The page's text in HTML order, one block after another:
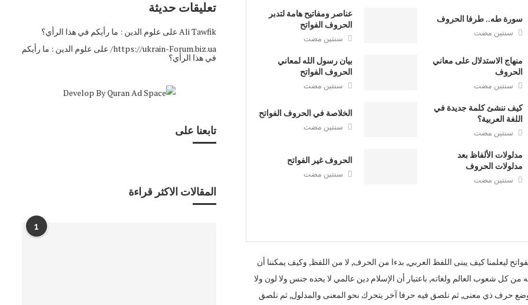
سورة طه.. طرفا الحروف
سنتين مضت
عناصر ومفاتيح هامة لتدبر
الحروف الفواتح
سنتين مضت
منهاج الاستدلال على معاني
الحروف
سنتين مضت
بيان رسول الله لمعاني
الحروف الفواتح
سنتين مضت
كيف ننشئ كلمة جديدة في
اللغة العربية؟
سنتين مضت
الخلاصة في الحروف الفواتح
سنتين مضت
مدلولات الألفاظ بعد
مدلولات الحروف
سنتين مضت
الحروف غير الفواتح
سنتين مضت
ليعلمنا كيف يبنى اللفظ العربي, بدءا من الحرف, لا من اللفظ, وكيف يمكننا أن
كل شعوب العالم ولغاته, باعتبار أن الإسلام دين عالمي لا يحده جنس ولا لون ولا
حرف ذي معنى, ثم نلصق فيه حرفا آخر يتحرك نحو المعنى والمدلول, ثم نلصق
تعليقات حديثة
Ali Tawfikعلى علوم الدين : ما رأيكم في هذا الرأي؟
https://ukrain-Forum.biz.ua/ على علوم الدين : ما رأيكم
في هذا الرأي؟
تابعنا على
المقالات الاكثر قراءة
1